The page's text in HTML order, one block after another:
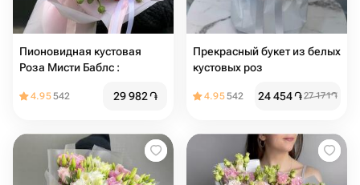
Пионовидная кустовая
Роза Мисти Баблс :
4.95542 29 982֏
Прекрасный букет из белых
кустовых роз
4.95542 24 454֏27 171֏